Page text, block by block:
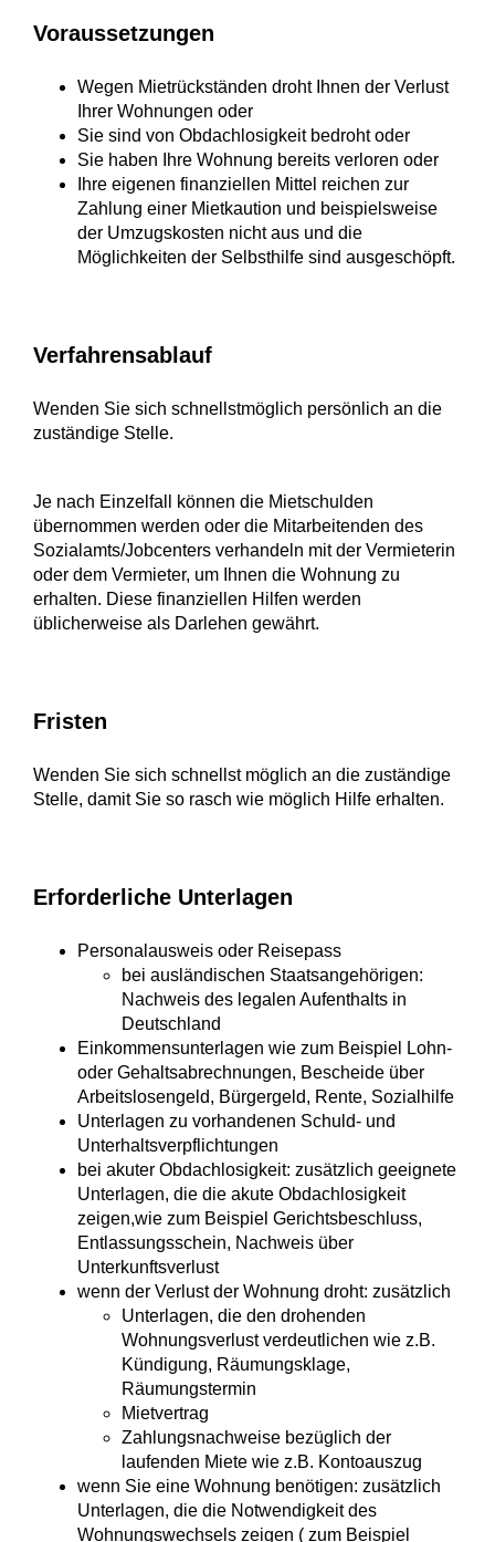
Voraussetzungen
Wegen Mietrückständen droht Ihnen der Verlust
Ihrer Wohnungen oder
Sie sind von Obdachlosigkeit bedroht oder
Sie haben Ihre Wohnung bereits verloren oder
Ihre eigenen finanziellen Mittel reichen zur
Zahlung einer Mietkaution und beispielsweise
der Umzugskosten nicht aus und die
Möglichkeiten der Selbsthilfe sind ausgeschöpft.
Verfahrensablauf
Wenden Sie sich schnellstmöglich persönlich an die
zuständige Stelle.
Je nach Einzelfall können die Mietschulden
übernommen werden oder die Mitarbeitenden des
Sozialamts/Jobcenters verhandeln mit der Vermieterin
oder dem Vermieter, um Ihnen die Wohnung zu
erhalten. Diese finanziellen Hilfen werden
üblicherweise als Darlehen gewährt.
Fristen
Wenden Sie sich schnellst möglich an die zuständige
Stelle, damit Sie so rasch wie möglich Hilfe erhalten.
Erforderliche Unterlagen
Personalausweis oder Reisepass
bei ausländischen Staatsangehörigen:
Nachweis des legalen Aufenthalts in
Deutschland
Einkommensunterlagen wie zum Beispiel Lohn-
oder Gehaltsabrechnungen, Bescheide über
Arbeitslosengeld, Bürgergeld, Rente, Sozialhilfe
Unterlagen zu vorhandenen Schuld- und
Unterhaltsverpflichtungen
bei akuter Obdachlosigkeit: zusätzlich geeignete
Unterlagen, die die akute Obdachlosigkeit
zeigen,wie zum Beispiel Gerichtsbeschluss,
Entlassungsschein, Nachweis über
Unterkunftsverlust
wenn der Verlust der Wohnung droht: zusätzlich
Unterlagen, die den drohenden
Wohnungsverlust verdeutlichen wie z.B.
Kündigung, Räumungsklage,
Räumungstermin
Mietvertrag
Zahlungsnachweise bezüglich der
laufenden Miete wie z.B. Kontoauszug
wenn Sie eine Wohnung benötigen: zusätzlich
Unterlagen, die die Notwendigkeit des
Wohnungswechsels zeigen ( zum Beispiel